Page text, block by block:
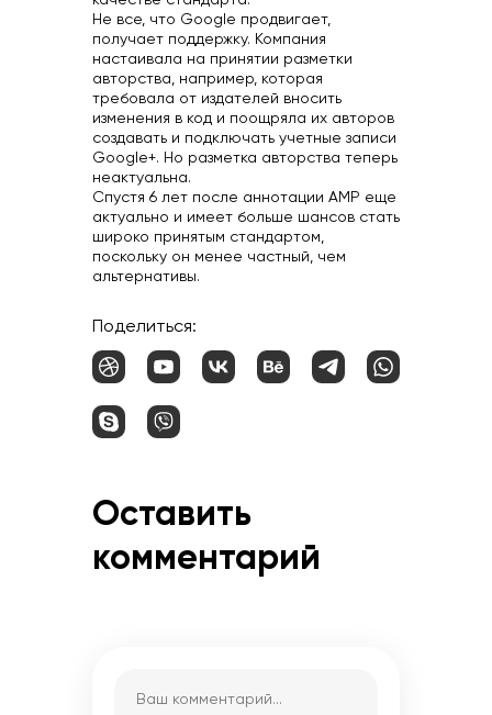
Не все, что Google продвигает,
получает поддержку. Компания
настаивала на принятии разметки
авторства, например, которая
требовала от издателей вносить
изменения в код и поощряла их авторов
создавать и подключать учетные записи
Google+. Но разметка авторства теперь
неактуальна.
Спустя 6 лет после аннотации AMP еще
актуально и имеет больше шансов стать
широко принятым стандартом,
поскольку он менее частный, чем
альтернативы.
Поделиться:
Оставить
комментарий